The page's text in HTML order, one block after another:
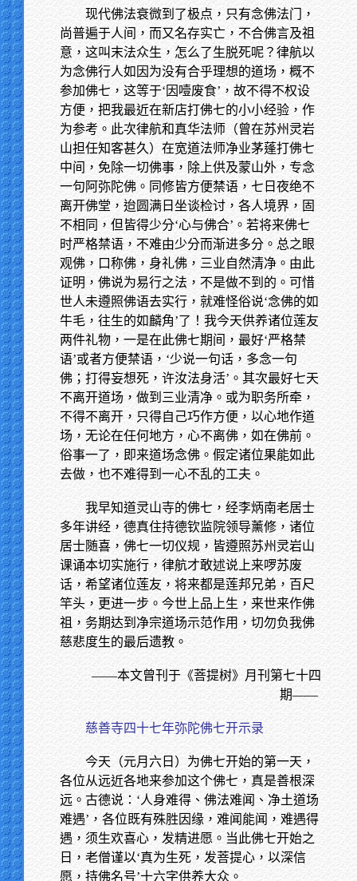
现代佛法衰微到了极点，只有念佛法门，
尚普遍于人间，而又名存实亡，不合佛言及祖
意，这叫末法众生，怎么了生脱死呢？律航以
为念佛行人如因为没有合乎理想的道场，概不
参加佛七，这等于‘因噎废食’，故不得不权设
方便，把我最近在新店打佛七的小小经验，作
为参考。此次律航和真华法师（曾在苏州灵岩
山担任知客甚久）在宽道法师净业茅蓬打佛七
中间，免除一切佛事，除上供及蒙山外，专念
一句阿弥陀佛。同修皆方便禁语，七日夜绝不
离开佛堂，迨圆满日坐谈检讨，各人境界，固
不相同，但皆得少分‘心与佛合’。若将来佛七
时严格禁语，不难由少分而渐进多分。总之眼
观佛，口称佛，身礼佛，三业自然清净。由此
证明，佛说为易行之法，不是做不到的。可惜
世人未遵照佛语去实行，就难怪俗说‘念佛的如
牛毛，往生的如麟角’了！我今天供养诸位莲友
两件礼物，一是在此佛七期间，最好‘严格禁
语’或者方便禁语，‘少说一句话，多念一句
佛；打得妄想死，许汝法身活’。其次最好七天
不离开道场，做到三业清净。或为职务所牵，
不得不离开，只得自己巧作方便，以心地作道
场，无论在任何地方，心不离佛，如在佛前。
俗事一了，即来道场念佛。假定诸位果能如此
去做，也不难得到一心不乱的工夫。
我早知道灵山寺的佛七，经李炳南老居士
多年讲经，德真住持德钦监院领导薰修，诸位
居士随喜，佛七一切仪规，皆遵照苏州灵岩山
课诵本切实施行，律航才敢述说上来啰苏废
话，希望诸位莲友，将来都是莲邦兄弟，百尺
竿头，更进一步。今世上品上生，来世来作佛
祖，务期达到净宗道场示范作用，切勿负我佛
慈悲度生的最后遗教。
——本文曾刊于《菩提树》月刊第七十四
期——
慈善寺四十七年弥陀佛七开示录
今天（元月六日）为佛七开始的第一天，
各位从远近各地来参加这个佛七，真是善根深
远。古德说：‘人身难得、佛法难闻、净土道场
难遇’，各位既有殊胜因缘，难闻能闻，难遇得
遇，须生欢喜心，发精进愿。当此佛七开始之
日，老僧谨以‘真为生死，发菩提心，以深信
愿，持佛名号’十六字供养大众。